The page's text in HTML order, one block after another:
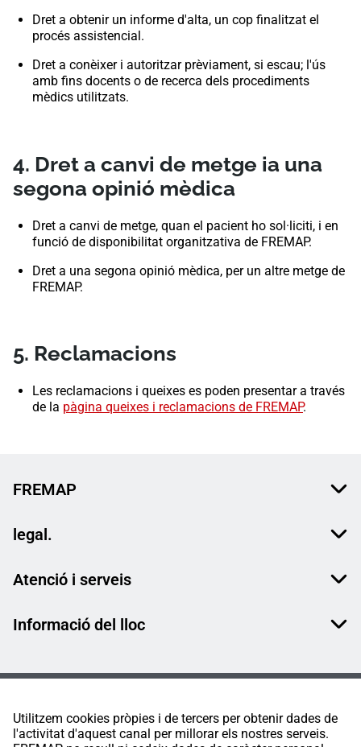
Utilitzem cookies pròpies i de tercers per obtenir dades de
l'activitat d'aquest canal per millorar els nostres serveis.
Dret a obtenir un informe d'alta, un cop finalitzat el
procés assistencial.
Dret a conèixer i autoritzar prèviament, si escau; l'ús
amb fins docents o de recerca dels procediments
mèdics utilitzats.
4. Dret a canvi de metge ia una
segona opinió mèdica
Dret a canvi de metge, quan el pacient ho sol·liciti, i en
funció de disponibilitat organitzativa de FREMAP.
Dret a una segona opinió mèdica, per un altre metge de
FREMAP.
5. Reclamacions
Les reclamacions i queixes es poden presentar a través
de la pàgina queixes i reclamacions de FREMAP.
FREMAP
legal.
Atenció i serveis
Informació del lloc